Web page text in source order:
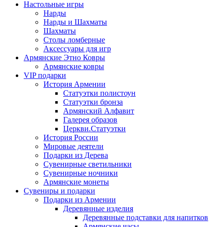
Настольные игры
Нарды
Нарды и Шахматы
Шахматы
Столы ломберные
Аксессуары для игр
Армянские Этно Ковры
Армянские ковры
VIP подарки
История Армении
Статуэтки полистоун
Статуэтки бронза
Армянский Алфавит
Галерея образов
Церкви.Статуэтки
История России
Мировые деятели
Подарки из Дерева
Сувенирные светильники
Сувенирные ночники
Армянские монеты
Сувениры и подарки
Подарки из Армении
Деревянные изделия
Деревянные подставки для напитков